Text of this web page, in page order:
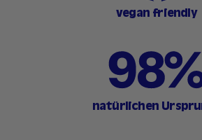
vegan friendly
natürlichen